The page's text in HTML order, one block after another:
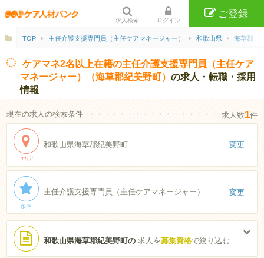
求人検索 ログイン
ご登録
TOP 主任介護支援専門員（主任ケアマネージャー） 和歌山県 海草郡
ケアマネ2名以上在籍の主任介護支援専門員（主任ケア
マネージャー）（海草郡紀美野町）の求人・転職・採用
情報
現在の求人の検索条件 ・・・・・・・・・・・・・・・・・・・・・・
求人数1件
エリア
和歌山県海草郡紀美野町 変更
条件
主任介護支援専門員（主任ケアマネージャー） ケアマネ2名以上在籍 変更
和歌山県海草郡紀美野町の求人を募集資格で絞り込む